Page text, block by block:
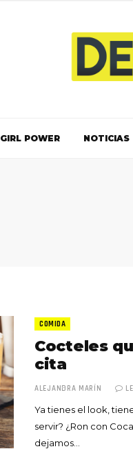
GIRL POWER NOTICIAS
COMIDA
Cocteles
cita
ALEJANDRA MARÍN
Ya tienes el look,
servir? ¿Ron con
dejamos…